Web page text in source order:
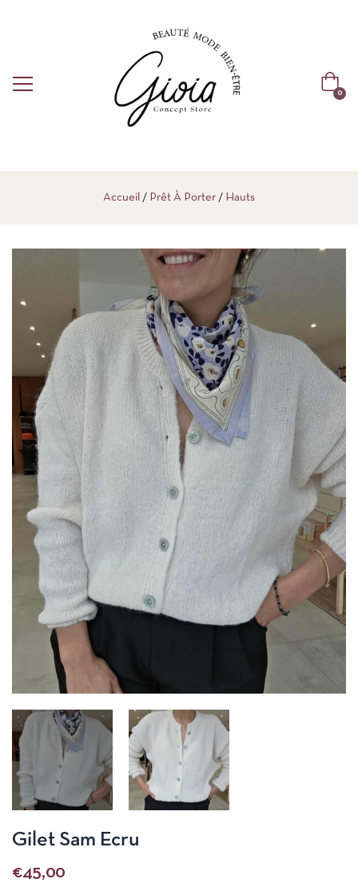
0
Accueil Prêt À Porter Hauts
Gilet Sam Ecru
€45,00